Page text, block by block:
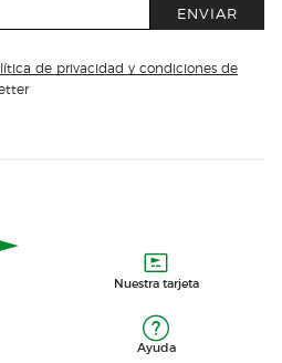
ENVIAR
de privacidad y condiciones de
Nuestra tarjeta
Ayuda